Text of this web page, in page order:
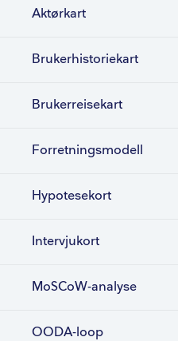
Aktørkart
Brukerhistoriekart
Brukerreisekart
Forretningsmodell
Hypotesekort
Intervjukort
MoSCoW-analyse
OODA-loop